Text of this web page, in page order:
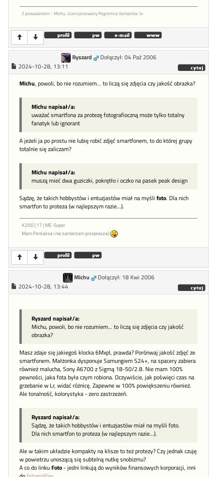
Z poważaniem - Michu, Licencjonowany Pogromca Vampirów :)=
Ryszard
Dołączył: 04 Paź 2006
2024-10-28, 13:11
Michu, powoli, bo nie rozumiem... to liczą się zdjęcia czy jakość obrazka?
Michu napisał/a:
uważać smartfona za protezę fotografioczną może tylko totalny
fanatyk lub ignorant
A jeżeli ja po prostu nie lubię robić zdjęć smartfonem, to do której grupy
totalnie się zaliczam?
Michu napisał/a:
muszą mieć dwa guziczki, pokrętło i oczko na pasek peak design
Sądzę, że takich hobbystów i entuzjastów miał na myśli foto. Dla nich
smartfon to proteza (w najlepszym razie...).
K20D | 17 | ME-Super
Mam Pentaksa i nie zamierzam przepraszać
Michu
Dołączył: 18 Kwi 2006
2024-10-28, 13:44
Ryszard napisał/a:
Michu, powoli, bo nie rozumiem... to liczą się zdjęcia czy jakość
obrazka?
Masz zdaje się jakiegoś klocka 6Mxpl, prawda? Porónwaj jakość zdjęć ze
smartfonem. Małżonka dysponuje Samungiem S24+, na spacery zabiera
również malucha, Sony A6700 z Sigmą 18-50/2.8. Nie mam 100%
pewności, jaka fota była czym robiona. Oczywiście, jak poświęci czas na
grzebanie w Lr, widać różnicę. Zapewne w 100% powiększeniu również.
Ale tonalność, kolorystyka - zero zastrzeżeń.
Ryszard napisał/a:
Sądzę, że takich hobbystów i entuzjastów miał na myśli foto.
Dla nich smartfon to proteza (w najlepszym razie...).
Ale w takim układzie kompakty na klisze to też protezy? Czy jednak czuję
w powietrzu unoszącą się subtelną nutkę snobizmu?
A co do linkuFoto- jedni linkują do wyników finansowych korporacji, inni